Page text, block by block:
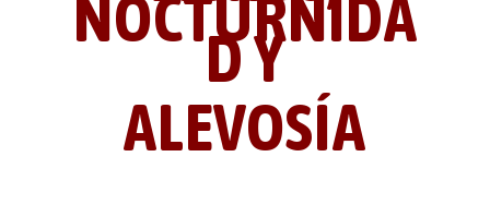
NOCTURNIDA
D Y
ALEVOSÍA